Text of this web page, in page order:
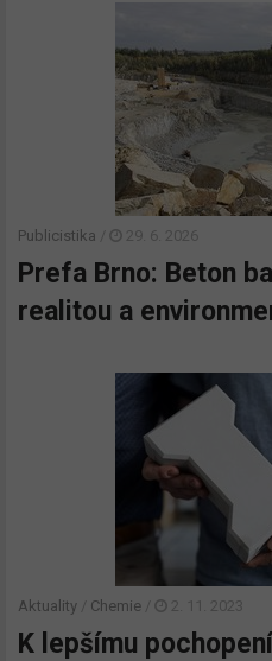
Publicistika 29. 6. 2026
Prefa Brno: Beton
realitou a
Aktuality Chemie 2. 11. 2023
K lepšímu